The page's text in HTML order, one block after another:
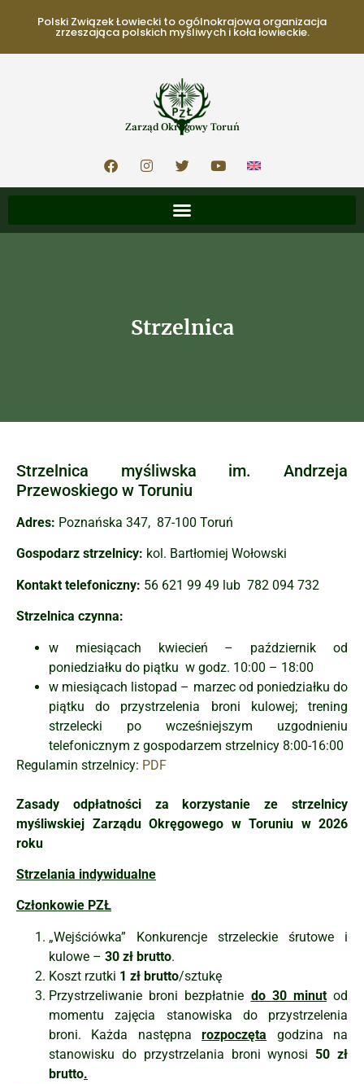
Polski Związek Łowiecki to ogólnokrajowa organizacja
zrzeszająca polskich myśliwych i koła łowieckie.
Zarząd Okręgowy Toruń
Strzelnica
Strzelnica myśliwska im. Andrzeja
Przewoskiego w Toruniu
Adres: Poznańska 347, 87-100 Toruń
Gospodarz strzelnicy: kol. Bartłomiej Wołowski
Kontakt telefoniczny: 56 621 99 49 lub 782 094 732
Strzelnica czynna:
w miesiącach kwiecień – październik od
poniedziałku do piątku w godz. 10:00 – 18:00
w miesiącach listopad – marzec od poniedziałku do
piątku do przystrzelenia broni kulowej; trening
strzelecki po wcześniejszym uzgodnieniu
telefonicznym z gospodarzem strzelnicy 8:00-16:00
Regulamin strzelnicy: PDF
Zasady odpłatności za korzystanie ze strzelnicy
myśliwskiej Zarządu Okręgowego w Toruniu w 2026
roku
Strzelania indywidualne
Członkowie PZŁ
„Wejściówka” Konkurencje strzeleckie śrutowe i
kulowe – 30 zł brutto.
Koszt rzutki 1 zł brutto/sztukę
Przystrzeliwanie broni bezpłatnie do 30 minutod
momentu zajęcia stanowiska do przystrzelenia
broni. Każda następnarozpoczęta godzina na
stanowisku do przystrzelania broni wynosi50 zł
brutto.